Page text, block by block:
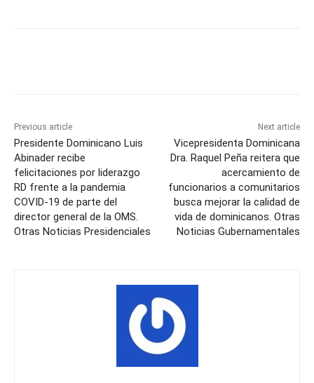
Previous article
Presidente Dominicano Luis
Abinader recibe
felicitaciones por liderazgo
RD frente a la pandemia
COVID-19 de parte del
director general de la OMS.
Otras Noticias Presidenciales
Next article
Vicepresidenta Dominicana
Dra. Raquel Peña reitera que
acercamiento de
funcionarios a comunitarios
busca mejorar la calidad de
vida de dominicanos. Otras
Noticias Gubernamentales